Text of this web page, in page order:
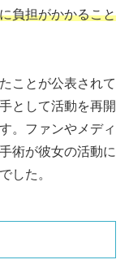
負担がかかること
ことが公表されて
として活動を再開
。ファンやメディ
術が彼女の活動に
した。